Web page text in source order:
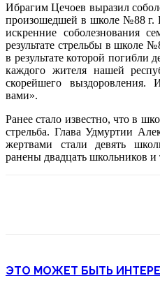
Ибрагим Цечоев выразил
произошедшей в школе №88
искренние соболезнования
результате стрельбы в школе
в результате которой погибли
каждого жителя нашей
скорейшего выздоровления.
вами».
Ранее стало известно, что в
стрельба. Глава Удмуртии
жертвами стали девять
ранены двадцать школьников и
ЭТО МОЖЕТ БЫТЬ